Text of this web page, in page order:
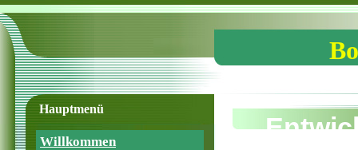
Hauptmenü
Willkommen